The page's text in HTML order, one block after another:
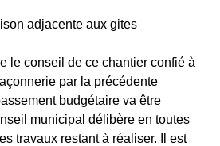
adjacente aux gites
le conseil de ce chantier confié à
par la précédente
budgétaire va être
municipal délibère en toutes
travaux restant à réaliser. Il est